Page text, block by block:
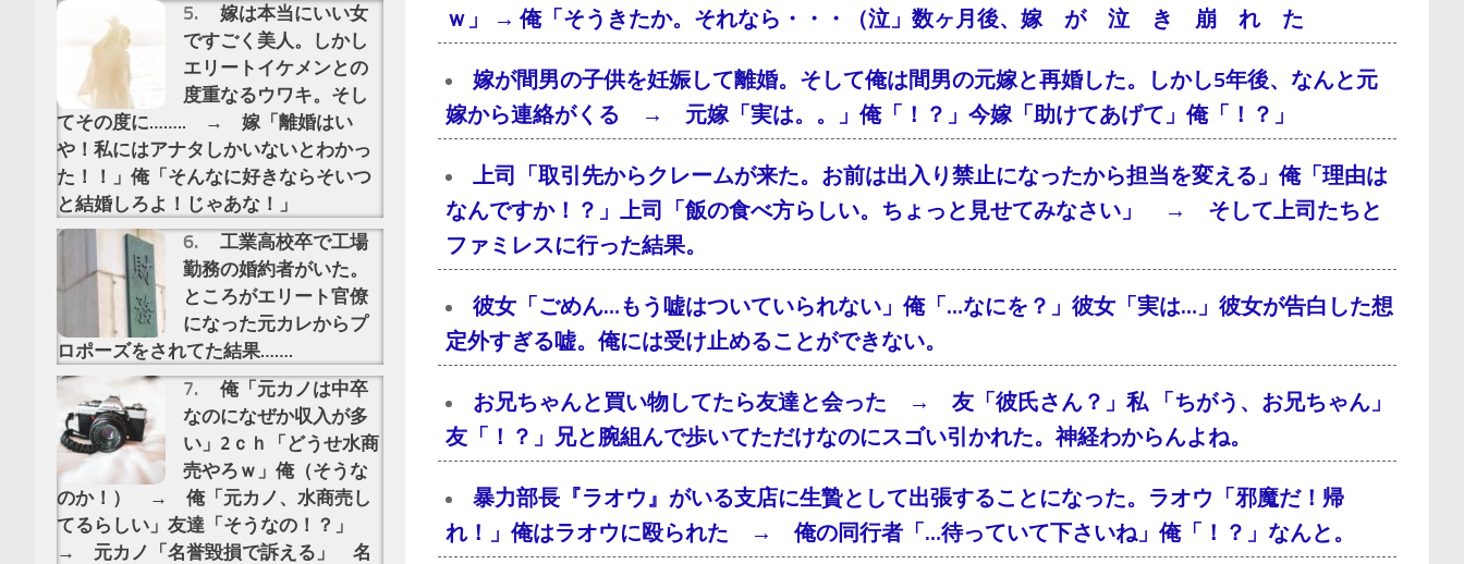
ｗ」 → 俺「そうきたか。それなら・・・（泣」数ヶ月後、嫁 が 泣 き 崩 れ た
嫁が間男の子供を妊娠して離婚。そして俺は間男の元嫁と再婚した。しかし5年後、なんと元
嫁から連絡がくる → 元嫁「実は。。」俺「！？」今嫁「助けてあげて」俺「！？」
上司「取引先からクレームが来た。お前は出入り禁止になったから担当を変える」俺「理由は
なんですか！？」上司「飯の食べ方らしい。ちょっと見せてみなさい」 → そして上司たちと
ファミレスに行った結果。
彼女「ごめん…もう嘘はついていられない」俺「…なにを？」彼女「実は…」彼女が告白した想
定外すぎる嘘。俺には受け止めることができない。
お兄ちゃんと買い物してたら友達と会った → 友「彼氏さん？」私 「ちがう、お兄ちゃん」
友「！？」兄と腕組んで歩いてただけなのにスゴい引かれた。神経わからんよね。
暴力部長『ラオウ』がいる支店に生贄として出張することになった。ラオウ「邪魔だ！帰
れ！」俺はラオウに殴られた → 俺の同行者「…待っていて下さいね」俺「！？」なんと。
嫁は本当にいい女
ですごく美人。しかし
エリートイケメンとの
度重なるウワキ。そし
てその度に…….. → 嫁「離婚はい
や！私にはアナタしかいないとわかっ
た！！」俺「そんなに好きならそいつ
と結婚しろよ！じゃあな！」
工業高校卒で工場
勤務の婚約者がいた。
ところがエリート官僚
になった元カレからプ
ロポーズをされてた結果…….
俺「元カノは中卒
なのになぜか収入が多
い」2ｃｈ「どうせ水商
売やろｗ」俺（そうな
のか！） → 俺「元カノ、水商売し
てるらしい」友達「そうなの！？」
→ 元カノ「名誉毀損で訴える」 名